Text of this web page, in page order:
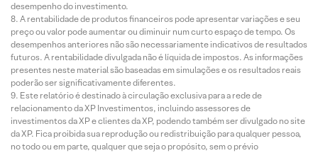
desempenho do investimento.
A rentabilidade de produtos financeiros pode apresentar variações e seu
preço ou valor pode aumentar ou diminuir num curto espaço de tempo. Os
desempenhos anteriores não são necessariamente indicativos de resultados
futuros. A rentabilidade divulgada não é líquida de impostos. As informações
presentes neste material são baseadas em simulações e os resultados reais
poderão ser significativamente diferentes.
Este relatório é destinado à circulação exclusiva para a rede de
relacionamento da XP Investimentos, incluindo assessores de
investimentos da XP e clientes da XP, podendo também ser divulgado no site
da XP. Fica proibida sua reprodução ou redistribuição para qualquer pessoa,
no todo ou em parte, qualquer que seja o propósito, sem o prévio